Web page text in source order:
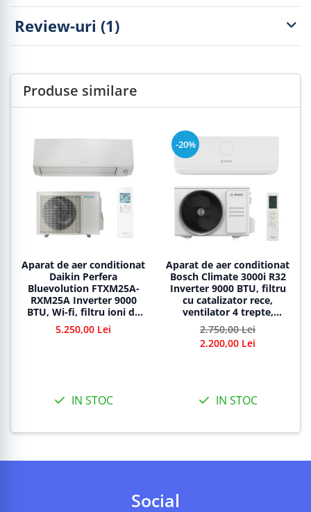
Review-uri (1)
Produse similare
Aparat de aer conditionat
Daikin Perfera
Bluevolution FTXM25A-
RXM25A Inverter 9000
BTU, Wi-fi, filtru ioni de
argint, Flash Streamer,
detectare prezenta pe 2
5.250,00 Lei
IN STOC
-20%
Aparat de aer conditionat
Bosch Climate 3000i R32
Inverter 9000 BTU, filtru
cu catalizator rece,
ventilator 4 trepte,
Timer, Follow Me, i-Clean,
repornire automata,
CL3000iU W 26 E -
2.750,00 Lei
2.200,00 Lei
IN STOC
Social